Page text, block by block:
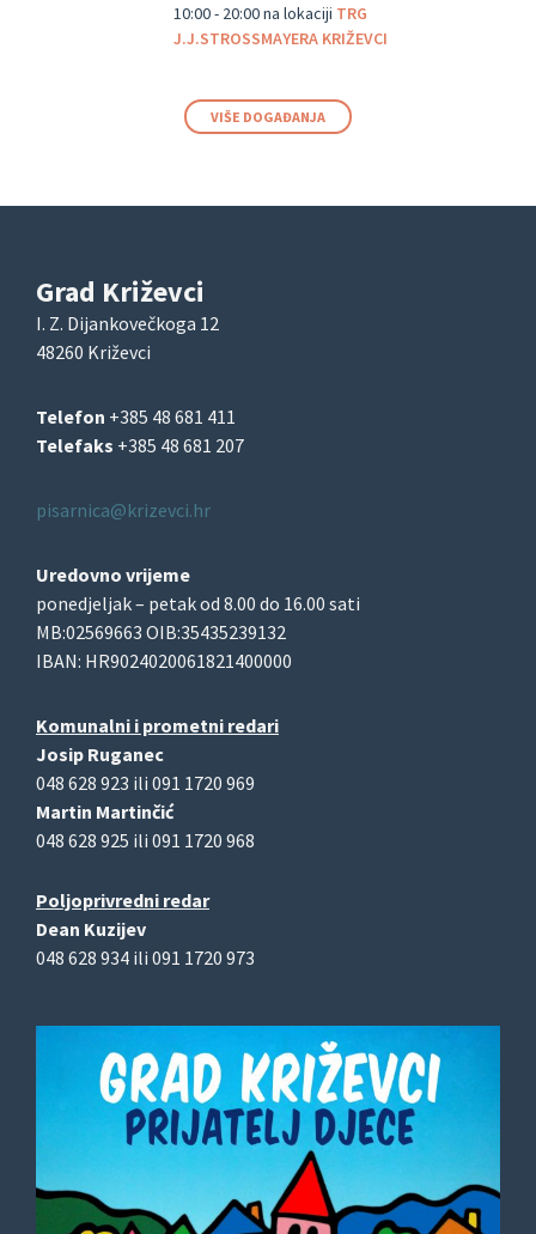
10:00 - 20:00na lokaciji TRG
J.J.STROSSMAYERA KRIŽEVCI
VIŠE DOGAĐANJA
Grad Križevci
I. Z. Dijankovečkoga 12
48260 Križevci
Telefon +385 48 681 411
Telefaks +385 48 681 207
pisarnica@krizevci.hr
Uredovno vrijeme
ponedjeljak – petak od 8.00 do 16.00 sati
MB:02569663 OIB:35435239132
IBAN: HR9024020061821400000
Komunalni i prometni redari
Josip Ruganec
048 628 923 ili 091 1720 969
Martin Martinčić
048 628 925 ili 091 1720 968
Poljoprivredni redar
Dean Kuzijev
048 628 934 ili 091 1720 973